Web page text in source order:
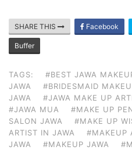
SHARE THIS Facebook
Buffer
TAGS: #BEST JAWA
JAWA
#BRIDESMAID
JAWA
#JAWA MAKE UP
#JAWA MUA
#MAKE UP
SALON JAWA
#MAKE UP
ARTIST IN JAWA
#MAKEUP
JAWA
#MAKEUP JAWA